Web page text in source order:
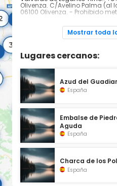
Olivenza. C/Avelino Palma (al
06100 Olivenza. - Prohibido
Mostrar toda
Lugares cercanos:
Azud del
España
Embalse de
Aguda
España
Charca de los
España